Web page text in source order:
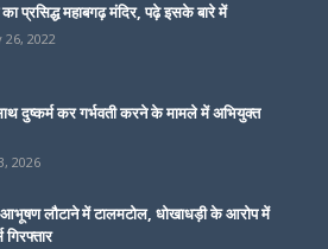
का प्रसिद्ध महाबगढ़ मंदिर, पढ़े इसके बारे में
2022
दुष्कर्म कर गर्भवती करने के मामले में अभियुक्त
2026
लौटाने में टालमटोल, धोखाधड़ी के आरोप में